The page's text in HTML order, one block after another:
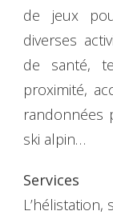
de jeux
diverses
de santé,
proximité,
randonnées
ski alpin…
Services